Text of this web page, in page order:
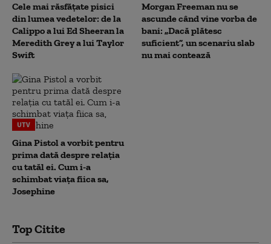
Cele mai răsfățate pisici
din lumea vedetelor: de la
Calippo a lui Ed Sheeran la
Meredith Grey a lui Taylor
Swift
Morgan Freeman nu se
ascunde când vine vorba de
bani: „Dacă plătesc
suficient”, un scenariu slab
nu mai contează
UTV
Gina Pistol a vorbit pentru
prima dată despre relația
cu tatăl ei. Cum i-a
schimbat viața fiica sa,
Josephine
Top Citite